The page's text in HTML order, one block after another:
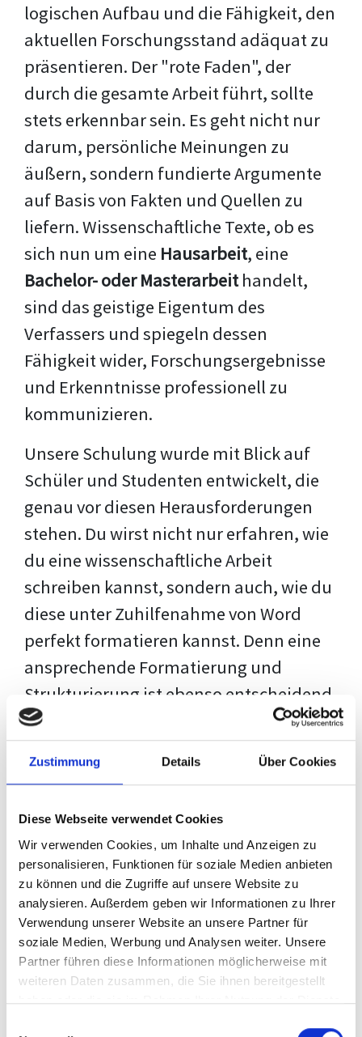
Zustimmung Details Über Cookies
Diese Webseite verwendet Cookies
Wir verwenden Cookies, um Inhalte und Anzeigen zu
personalisieren, Funktionen für soziale Medien anbieten
zu können und die Zugriffe auf unsere Website zu
analysieren. Außerdem geben wir Informationen zu Ihrer
Verwendung unserer Website an unsere Partner für
soziale Medien, Werbung und Analysen weiter. Unsere
Partner führen diese Informationen möglicherweise mit
weiteren Daten zusammen, die Sie ihnen bereitgestellt
haben oder die sie im Rahmen Ihrer Nutzung der Dienste
logischen Aufbau und die Fähigkeit, den
aktuellen Forschungsstand adäquat zu
präsentieren. Der "rote Faden", der
durch die gesamte Arbeit führt, sollte
stets erkennbar sein. Es geht nicht nur
darum, persönliche Meinungen zu
äußern, sondern fundierte Argumente
auf Basis von Fakten und Quellen zu
liefern. Wissenschaftliche Texte, ob es
sich nun um eine Hausarbeit, eine
Bachelor- oder Masterarbeithandelt,
sind das geistige Eigentum des
Verfassers und spiegeln dessen
Fähigkeit wider, Forschungsergebnisse
und Erkenntnisse professionell zu
kommunizieren.
Unsere Schulung wurde mit Blick auf
Schüler und Studenten entwickelt, die
genau vor diesen Herausforderungen
stehen. Du wirst nicht nur erfahren, wie
du eine wissenschaftliche Arbeit
schreiben kannst, sondern auch, wie du
diese unter Zuhilfenahme von Word
perfekt formatieren kannst. Denn eine
ansprechende Formatierung und
Strukturierung ist ebenso entscheidend
wie der Inhalt selbst. Jeder Prüfer hat
eigene Erwartungen, und unsere
Schulung ist so konzipiert, dass sie dir
deiner individuellen Vorlage zeigt,
anstatt eine Einheitslösung zu bieten.
Der Prozess des wissenschaftlichen
Schreibens kann ohne das richtige
Wissen eine große Herausforderung
darstellen. Jedoch, ausgestattet mit
denTechniken und Strategiendieses
Kurses, wird die Formatierung deiner